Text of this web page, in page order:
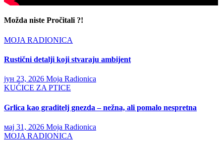
Možda niste Pročitali ?!
MOJA RADIONICA
Rustični detalji koji stvaraju ambijent
јун 23, 2026 Moja Radionica
KUĆICE ZA PTICE
Grlica kao graditelj gnezda – nežna, ali pomalo nespretna
мај 31, 2026 Moja Radionica
MOJA RADIONICA